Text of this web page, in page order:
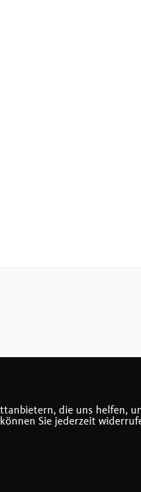
die uns helfen,
Sie jederzeit